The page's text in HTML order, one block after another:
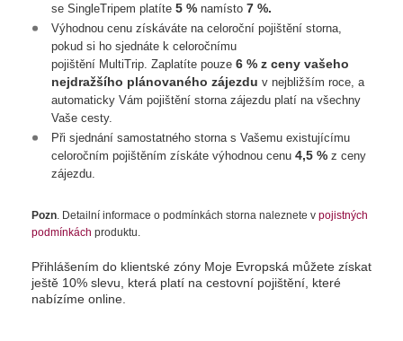
se SingleTripem platíte 5 % namísto 7 %.
Výhodnou cenu získáváte na celoroční pojištění storna,
pokud si ho sjednáte k celoročnímu
pojištění MultiTrip. Zaplatíte pouze 6 % z ceny vašeho
nejdražšího plánovaného zájezdu v nejbližším roce, a
automaticky Vám pojištění storna zájezdu platí na všechny
Vaše cesty.
Při sjednání samostatného storna s Vašemu existujícímu
celoročním pojištěním získáte výhodnou cenu 4,5 % z ceny
zájezdu.
Pozn. Detailní informace o podmínkách storna naleznete v pojistných
podmínkách produktu.
Přihlášením do klientské zóny Moje Evropská můžete získat
ještě 10% slevu, která platí na cestovní pojištění, které
nabízíme online.